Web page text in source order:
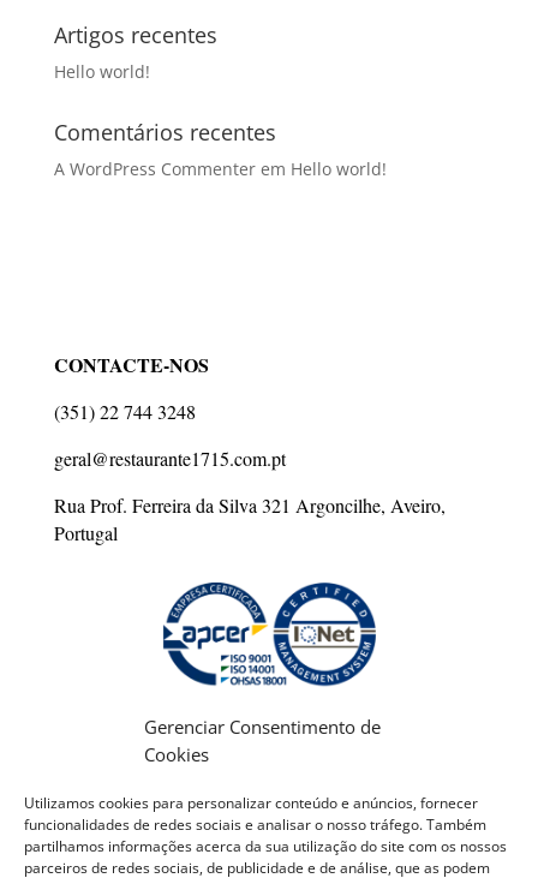
Gerenciar Consentimento de
Cookies
Utilizamos cookies para personalizar conteúdo e anúncios, fornecer
funcionalidades de redes sociais e analisar o nosso tráfego. Também
partilhamos informações acerca da sua utilização do site com os nossos
parceiros de redes sociais, de publicidade e de análise, que as podem
Artigos recentes
Hello world!
Comentários recentes
A WordPress Commenterem Hello world!
CONTACTE-NOS
(351) 22 744 3248
geral@restaurante1715.com.pt
Rua Prof. Ferreira da Silva 321 Argoncilhe, Aveiro,
Portugal
Politica de Privacidade
Politica de Cookies